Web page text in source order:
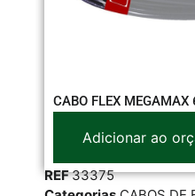
CABO FLEX
Adicionar ao
REF33375